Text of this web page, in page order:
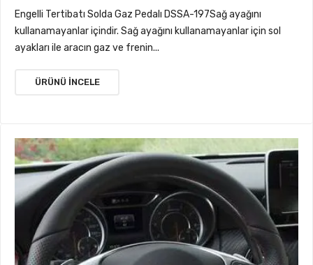
Engelli Tertibatı Solda Gaz Pedalı DSSA-197Sağ ayağını
kullanamayanlar içindir. Sağ ayağını kullanamayanlar için sol
ayakları ile aracın gaz ve frenin...
ÜRÜNÜ İNCELE